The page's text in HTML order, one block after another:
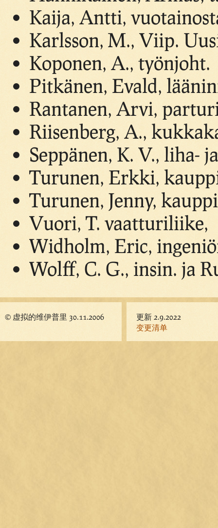
Kaija, Antti,
Karlsson, M., Viip.
Koponen, A., työnjoht.
Pitkänen, Evald,
Rantanen, Arvi,
Riisenberg, A.,
Seppänen, K. V., liha-
Turunen, Erkki,
Turunen, Jenny,
Vuori, T. vaatturiliike,
Widholm, Eric,
Wolff, C. G., insin. ja
© 虚拟的维伊普里 30.11.2006
更新 2.9.2022
变更清单